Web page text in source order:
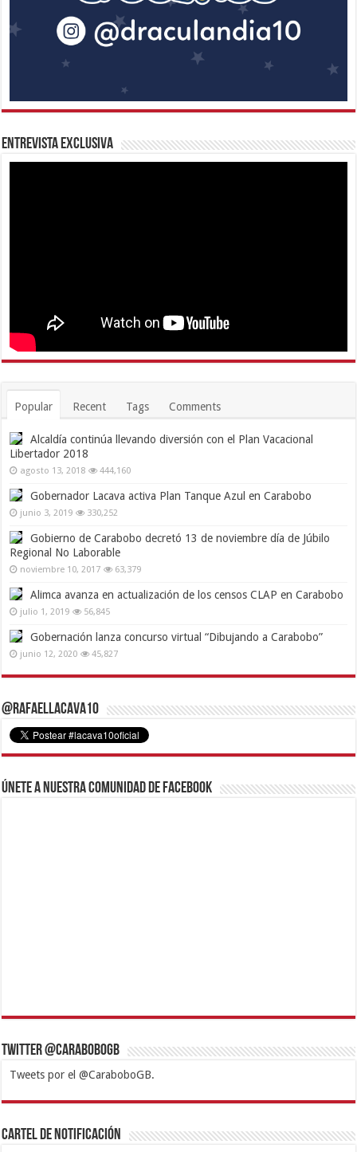
Entrevista Exclusiva
Popular Recent Tags Comments
Alcaldía continúa llevando diversión con el Plan Vacacional
Libertador 2018
agosto 13, 2018 444,160
Gobernador Lacava activa Plan Tanque Azul en Carabobo
junio 3, 2019 330,252
Gobierno de Carabobo decretó 13 de noviembre día de Júbilo
Regional No Laborable
noviembre 10, 2017 63,379
Alimca avanza en actualización de los censos CLAP en Carabobo
julio 1, 2019 56,845
Gobernación lanza concurso virtual “Dibujando a Carabobo”
junio 12, 2020 45,827
@RafaelLacava10
Únete a nuestra comunidad de Facebook
Twitter @CaraboboGB
Tweets por el @CaraboboGB.
1xbetBetturkeyBetistKralbetSupertotobetTipobetMatadorbetMariobet
https://mvbcasino.com/
Cartel de Notificación